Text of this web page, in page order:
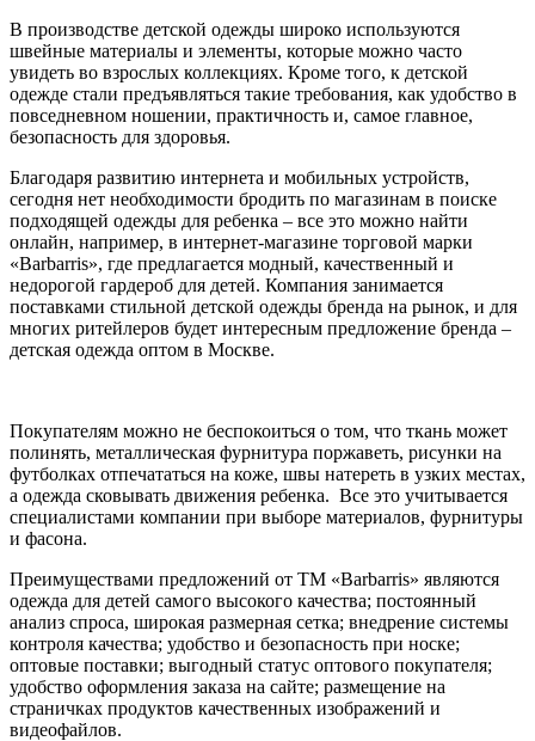
В производстве детской одежды широко используются
швейные материалы и элементы, которые можно часто
увидеть во взрослых коллекциях. Кроме того, к детской
одежде стали предъявляться такие требования, как удобство в
повседневном ношении, практичность и, самое главное,
безопасность для здоровья.
Благодаря развитию интернета и мобильных устройств,
сегодня нет необходимости бродить по магазинам в поиске
подходящей одежды для ребенка – все это можно найти
онлайн, например, в интернет-магазине торговой марки
«Barbarris», где предлагается модный, качественный и
недорогой гардероб для детей. Компания занимается
поставками стильной детской одежды бренда на рынок, и для
многих ритейлеров будет интересным предложение бренда –
детская одежда оптом в Москве.
Покупателям можно не беспокоиться о том, что ткань может
полинять, металлическая фурнитура поржаветь, рисунки на
футболках отпечататься на коже, швы натереть в узких местах,
а одежда сковывать движения ребенка. Все это учитывается
специалистами компании при выборе материалов, фурнитуры
и фасона.
Преимуществами предложений от ТМ «Barbarris» являются
одежда для детей самого высокого качества; постоянный
анализ спроса, широкая размерная сетка; внедрение системы
контроля качества; удобство и безопасность при носке;
оптовые поставки; выгодный статус оптового покупателя;
удобство оформления заказа на сайте; размещение на
страничках продуктов качественных изображений и
видеофайлов.